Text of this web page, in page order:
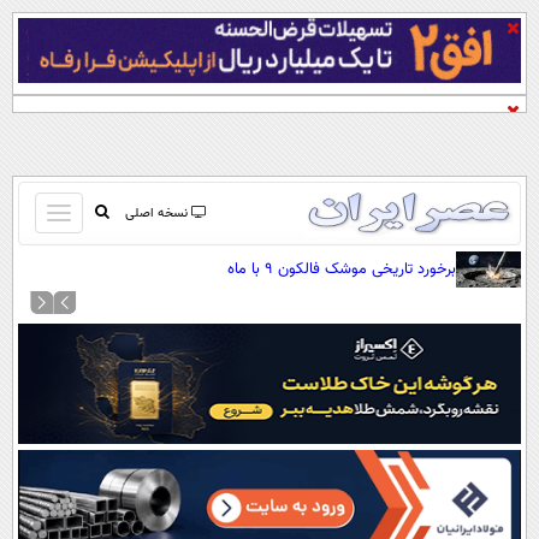
نسخه اصلی
باز
و
کردن
صفحه اول
نظرسنجی
آب و هوا
اوقات شرعی
سواد زندگی
برخورد تاریخی موشک فالکون ۹ با ماه